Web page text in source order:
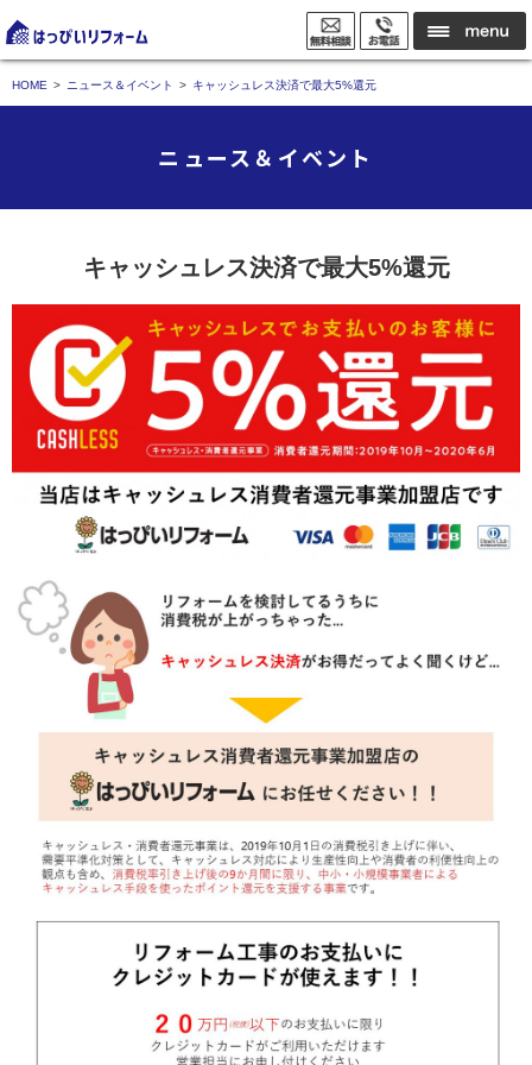
HOME ニュース＆イベント キャッシュレス決済で最大5%還元
ニュース＆イベント
キャッシュレス決済で最大5%還元